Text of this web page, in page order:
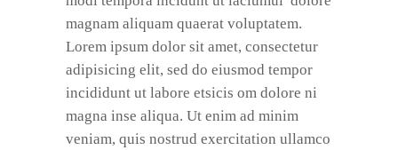
magnam aliquam quaerat voluptatem.
Lorem ipsum dolor sit amet, consectetur
adipisicing elit, sed do eiusmod tempor
incididunt ut labore etsicis om dolore ni
magna inse aliqua. Ut enim ad minim
veniam, quis nostrud exercitation ullamco